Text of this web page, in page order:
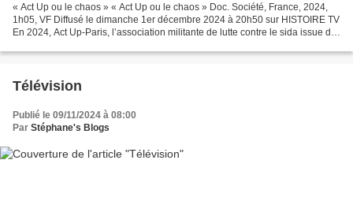
« Act Up ou le chaos » « Act Up ou le chaos » Doc. Société, France, 2024,
1h05, VF Diffusé le dimanche 1er décembre 2024 à 20h50 sur HISTOIRE TV
En 2024, Act Up-Paris, l’association militante de lutte contre le sida issue de
Télévision
Publié le 09/11/2024 à 08:00
Par Stéphane's Blogs